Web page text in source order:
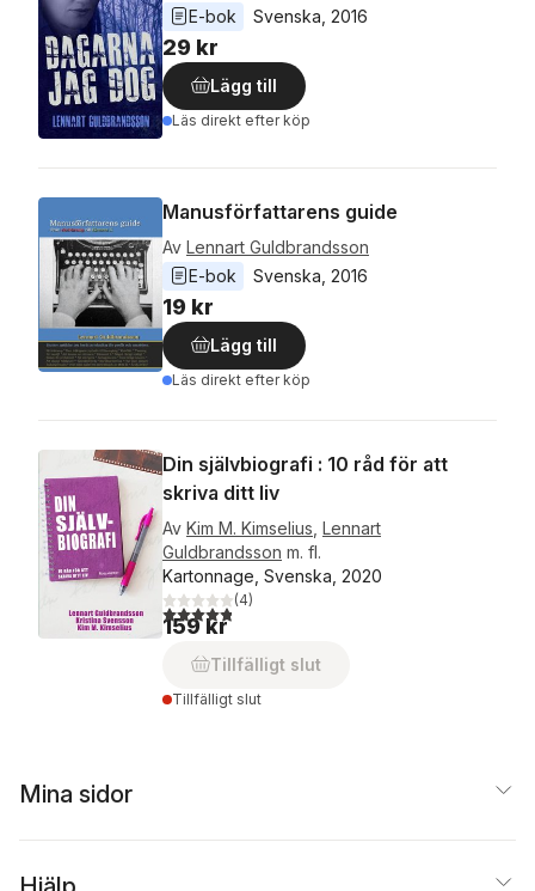
E-bok
Svenska, 2016
29 kr
Lägg till
Läs direkt efter köp
Manusförfattarens guide
Av Lennart Guldbrandsson
E-bok
Svenska 2016
19 kr
Lägg till
Läs direkt efter köp
Din självbiografi : 10 råd för att
skriva ditt liv
Av Kim M. Kimselius Lennart
Guldbrandsson m. fl.
Kartonnage, Svenska, 2020
4,8utav 5 stjärnor. Totalt antal röster:
(4)
159 kr
Tillfälligt slut
Tillfälligt slut
Mina sidor